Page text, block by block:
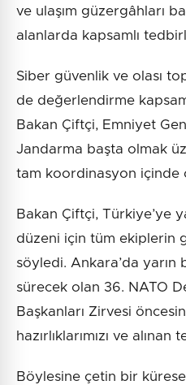
ve ulaşım güzergâhları
alanlarda kapsamlı
Siber güvenlik ve olası
de değerlendirme
Bakan Çiftçi, Emniyet
Jandarma başta olmak
tam koordinasyon içinde
Bakan Çiftçi, Türkiye’ye
düzeni için tüm ekiplerin
söyledi. Ankara’da yarın
sürecek olan 36. NATO
Başkanları Zirvesi
hazırlıklarımızı ve
Böylesine çetin bir